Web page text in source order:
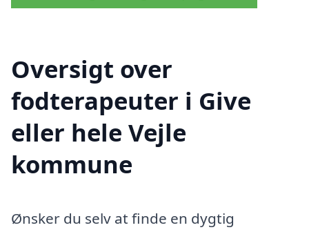
Oversigt over
fodterapeuter i Give
eller hele Vejle
kommune
Ønsker du selv at finde en dygtig